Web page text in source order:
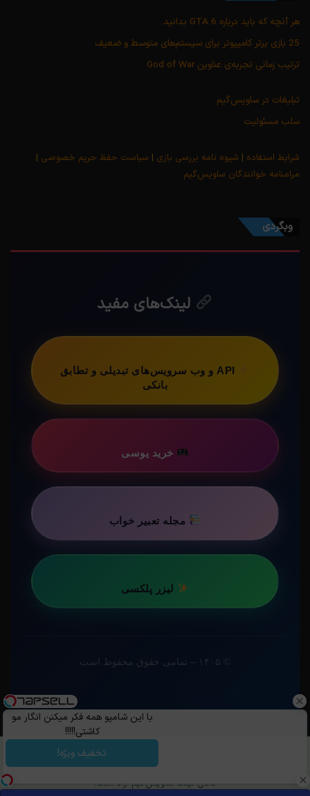
هر آنچه که باید درباره GTA 6 بدانید
25 بازی برتر کامپیوتر برای سیستم‌های متوسط و ضعیف
ترتیب زمانی تجربه‌ی عناوین God of War
تبلیغات در ساویس‌گیم
سلب مسئولیت
شرایط استفاده | شیوه نامه بررسی بازی | سیاست حفظ حریم خصوصی |
مرامنامه خوانندگان ساویس‌گیم
وبگردی
لینک‌های مفید
API و وب سرویس‌های تبدیلی و تطابق
بانکی
خرید یوسی
مجله تعبیر خواب
لیزر پلکسی
کپی رایت ©️ 1405 - 1399 | استفاده از مطالب ساویس‌گیم با ذکر منبع و قرار
دادن لینک ساویس‌گیم آزاد است.
با این شامپو همه فکر میکنن انگار مو
کاشتی!!!!!
تخفیف ویژه!